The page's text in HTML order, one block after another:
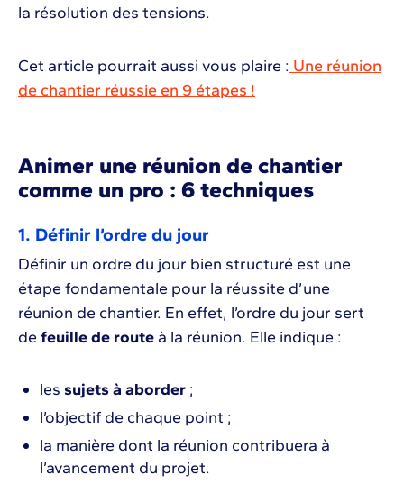
la résolution des tensions.
Cet article pourrait aussi vous plaire : Une réunion
de chantier réussie en 9 étapes !
Animer une réunion de chantier
comme un pro : 6 techniques
1. Définir l’ordre du jour
Définir un ordre du jour bien structuré est une
étape fondamentale pour la réussite d’une
réunion de chantier. En effet, l’ordre du jour sert
de feuille de route à la réunion. Elle indique :
les sujets à aborder ;
l’objectif de chaque point ;
la manière dont la réunion contribuera à
l’avancement du projet.